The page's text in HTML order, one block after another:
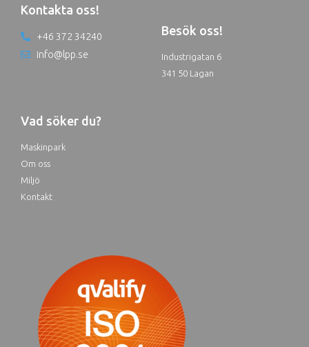
Kontakta oss!
+46 372 34240
info@lpp.se
Besök oss!
Industrigatan 6
341 50 Lagan
Vad söker du?
Maskinpark
Om oss
Miljö
Kontakt